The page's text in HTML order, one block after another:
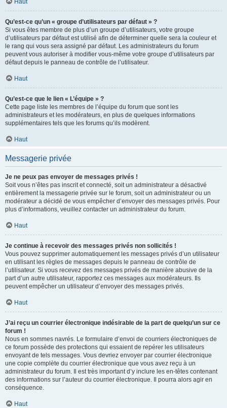
Haut
Qu’est-ce qu’un « groupe d’utilisateurs par défaut » ?
Si vous êtes membre de plus d’un groupe d’utilisateurs, votre groupe
d’utilisateurs par défaut est utilisé afin de déterminer quelle sera la couleur et
le rang qui vous sera assigné par défaut. Les administrateurs du forum
peuvent vous autoriser à modifier vous-même votre groupe d’utilisateurs par
défaut depuis le panneau de contrôle de l’utilisateur.
Haut
Qu’est-ce que le lien « L’équipe » ?
Cette page liste les membres de l’équipe du forum que sont les
administrateurs et les modérateurs, en plus de quelques informations
supplémentaires tels que les forums qu’ils modèrent.
Haut
Messagerie privée
Je ne peux pas envoyer de messages privés !
Soit vous n’êtes pas inscrit et connecté, soit un administrateur a désactivé
entièrement la messagerie privée sur le forum, soit un administrateur ou un
modérateur a décidé de vous empêcher d’envoyer des messages privés. Pour
plus d’informations, veuillez contacter un administrateur du forum.
Haut
Je continue à recevoir des messages privés non sollicités !
Vous pouvez supprimer automatiquement les messages privés d’un utilisateur
en utilisant les règles de messages depuis le panneau de contrôle de
l’utilisateur. Si vous recevez des messages privés de manière abusive de la
part d’un autre utilisateur, rapportez ces messages aux modérateurs. Ils
peuvent empêcher un utilisateur d’envoyer des messages privés.
Haut
J’ai reçu un courrier électronique indésirable de la part de quelqu’un sur ce
forum !
Nous en sommes navrés. Le formulaire d’envoi de courriers électroniques de
ce forum possède des protections qui essaient de repérer les utilisateurs
envoyant de tels messages. Vous devriez envoyer par courrier électronique
une copie complète du courrier électronique que vous avez reçu à un
administrateur du forum. Il est très important d’y inclure les en-têtes contenant
des informations sur l’auteur du courrier électronique. Il pourra alors agir en
conséquence.
Haut